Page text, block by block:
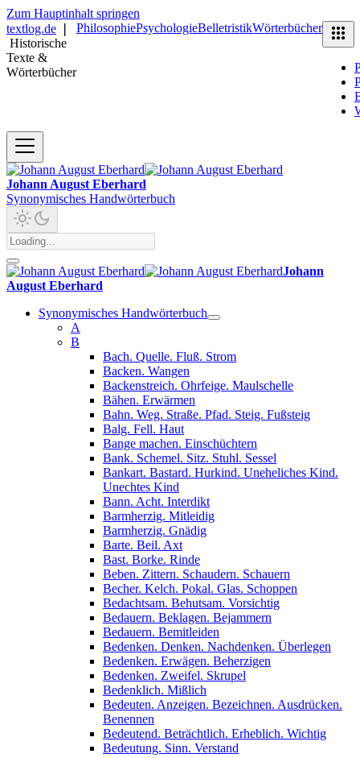
Zum Hauptinhalt springen
textlog.de
Historische
Texte &
Wörterbücher
PhilosophiePsychologieBelletristikWörterbücher
Johann August Eberhard
Synonymisches Handwörterbuch
Johann
August Eberhard
Synonymisches Handwörterbuch
A
B
Bach. Quelle. Fluß. Strom
Backen. Wangen
Backenstreich. Ohrfeige. Maulschelle
Bähen. Erwärmen
Bahn. Weg. Straße. Pfad. Steig. Fußsteig
Balg. Fell. Haut
Bange machen. Einschüchtern
Bank. Schemel. Sitz. Stuhl. Sessel
Bankart. Bastard. Hurkind. Uneheliches Kind.
Unechtes Kind
Bann. Acht. Interdikt
Barmherzig. Mitleidig
Barmherzig. Gnädig
Barte. Beil. Axt
Bast. Borke. Rinde
Beben. Zittern. Schaudern. Schauern
Becher. Kelch. Pokal. Glas. Schoppen
Bedachtsam. Behutsam. Vorsichtig
Bedauern. Beklagen. Bejammern
Bedauern. Bemitleiden
Bedenken. Denken. Nachdenken. Überlegen
Bedenken. Erwägen. Beherzigen
Bedenken. Zweifel. Skrupel
Bedenklich. Mißlich
Bedeuten. Anzeigen. Bezeichnen. Ausdrücken.
Benennen
Bedeutend. Beträchtlich. Erheblich. Wichtig
Bedeutung. Sinn. Verstand